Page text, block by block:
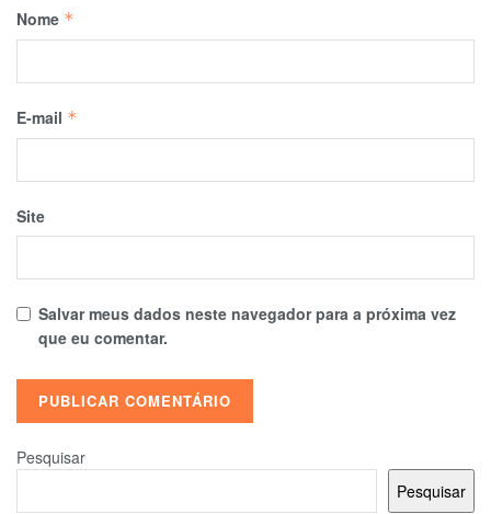
Nome *
E-mail *
Site
Salvar meus dados neste navegador para a próxima vez
que eu comentar.
Pesquisar
Pesquisar